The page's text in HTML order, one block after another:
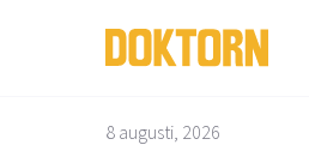
8 augusti, 2026